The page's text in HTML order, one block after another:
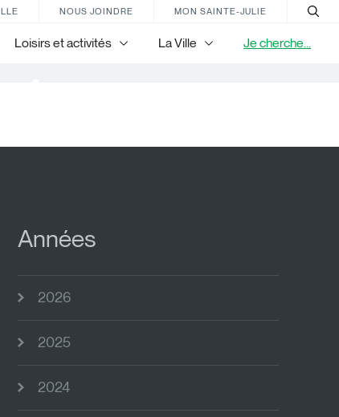
NOUS JOINDRE MON SAINTE-JULIE
Loisirs et activités La Ville Je cherche...
Années
2026
2025
2024